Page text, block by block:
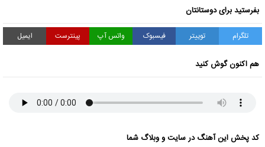
بفرستید برای دوستانتان
تلگرام توییتر فیسبوک واتس آپ پینترست ایمیل
هم اکنون گوش کنید
کد پخش این آهنگ در سایت و وبلاگ شما